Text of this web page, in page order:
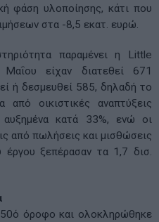
φάση υλοποίησης, κάτι που
στα -8,5 εκατ. ευρώ.
παραμένει η Little
είχαν διατεθεί 671
ή δεσμευθεί 585, δηλαδή το
οικιστικές αναπτύξεις
κατά 33%, ενώ οι
από πωλήσεις και μισθώσεις
έργου ξεπέρασαν τα 1,7 δισ.
όροφο και ολοκληρώθηκε